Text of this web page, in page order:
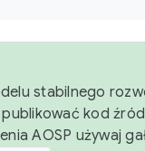
stabilnego
kod
AOSP używaj